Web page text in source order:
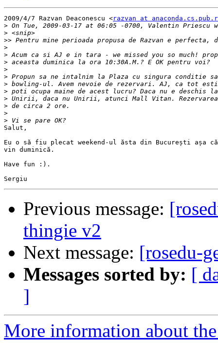
2009/4/7 Razvan Deaconescu <razvan at
>
>
>>
>
>
>
>
>
>
>
>
>
>
>
Salut,
Eu o să fiu plecat weekend-ul ăsta din București așa
vin duminică.
Have fun :).
Previous message:
thingie v2
Next message: [rosedu-
Messages sorted by: [
]
More information about